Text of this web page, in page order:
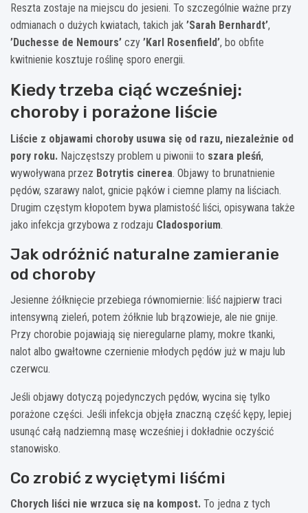
Reszta zostaje na miejscu do jesieni. To szczególnie ważne przy
odmianach o dużych kwiatach, takich jak ’Sarah Bernhardt’,
’Duchesse de Nemours’ czy ’Karl Rosenfield’, bo obfite
kwitnienie kosztuje roślinę sporo energii.
Kiedy trzeba ciąć wcześniej:
choroby i porażone liście
Liście z objawami choroby usuwa się od razu, niezależnie od
pory roku. Najczęstszy problem u piwonii to szara pleśń,
wywoływana przez Botrytis cinerea. Objawy to brunatnienie
pędów, szarawy nalot, gnicie pąków i ciemne plamy na liściach.
Drugim częstym kłopotem bywa plamistość liści, opisywana także
jako infekcja grzybowa z rodzaju Cladosporium.
Jak odróżnić naturalne zamieranie
od choroby
Jesienne żółknięcie przebiega równomiernie: liść najpierw traci
intensywną zieleń, potem żółknie lub brązowieje, ale nie gnije.
Przy chorobie pojawiają się nieregularne plamy, mokre tkanki,
nalot albo gwałtowne czernienie młodych pędów już w maju lub
czerwcu.
Jeśli objawy dotyczą pojedynczych pędów, wycina się tylko
porażone części. Jeśli infekcja objęła znaczną część kępy, lepiej
usunąć całą nadziemną masę wcześniej i dokładnie oczyścić
stanowisko.
Co zrobić z wyciętymi liśćmi
Chorych liści nie wrzuca się na kompost. To jedna z tych